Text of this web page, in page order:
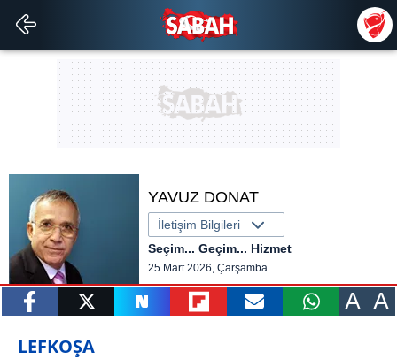
YAVUZ DONAT
İletişim Bilgileri
Seçim... Geçim... Hizmet
25 Mart 2026, Çarşamba
A A
LEFKOŞA